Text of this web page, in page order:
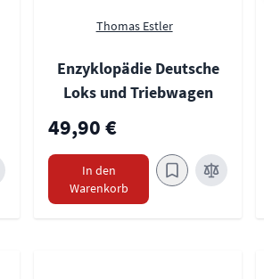
Thomas Estler
Enzyklopädie Deutsche
Loks und Triebwagen
49,90 €
In den
Warenkorb